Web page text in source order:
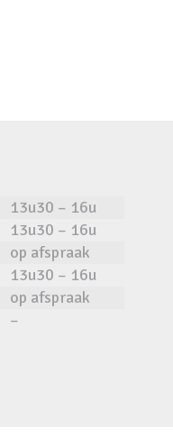
13u30 – 16u
13u30 – 16u
op afspraak
13u30 – 16u
op afspraak
–